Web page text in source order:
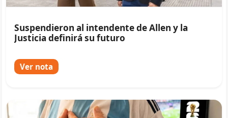
Suspendieron al intendente de Allen y la
Justicia definirá su futuro
Ver nota